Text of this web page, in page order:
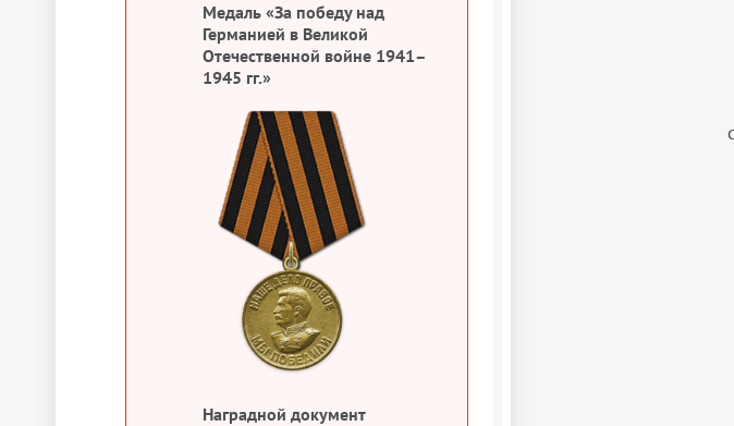
Медаль «За победу над
Германией в Великой
Отечественной войне 1941–
1945 гг.»
Наградной документ